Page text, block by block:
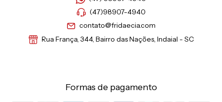
(47)98907-4940
contato@fridaecia.com
Rua França, 344, Bairro das Nações, Indaial - SC
Formas de pagamento